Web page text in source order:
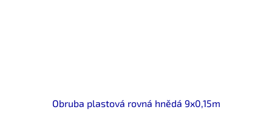
Obruba plastová rovná hnědá 9x0,15m